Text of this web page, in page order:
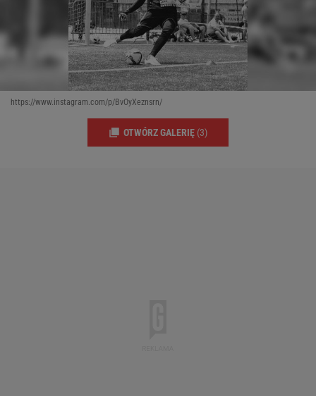
https://www.instagram.com/p/BvOyXeznsrn/
OTWÓRZ GALERIĘ (3)